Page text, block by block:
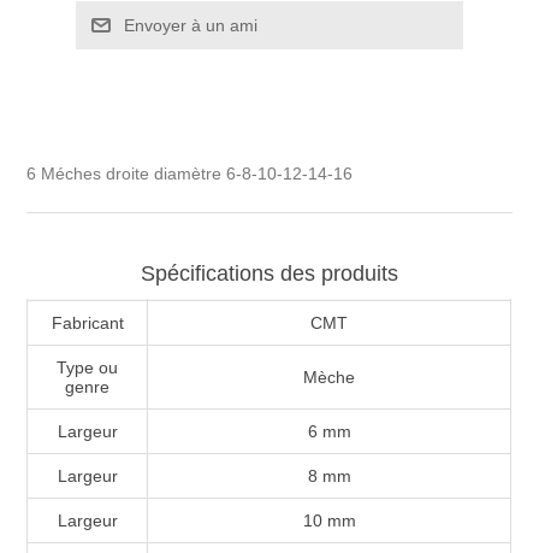
6 Méches droite diamètre 6-8-10-12-14-16
Spécifications des produits
Fabricant CMT
Type ou
genre
Mèche
Largeur 6 mm
Largeur 8 mm
Largeur 10 mm